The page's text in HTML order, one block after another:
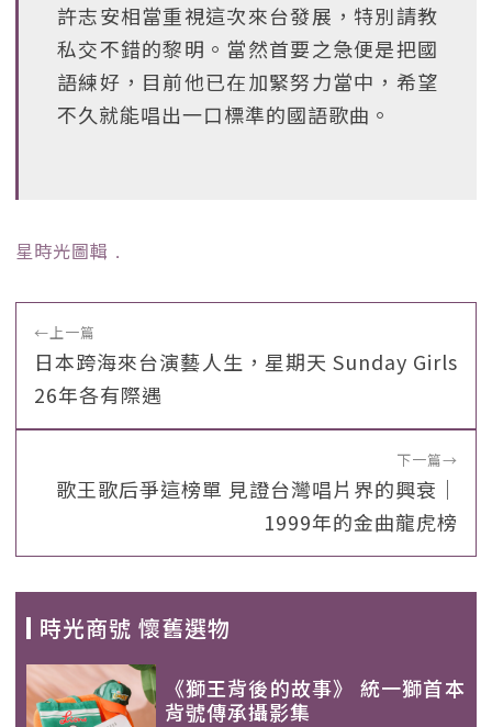
許志安相當重視這次來台發展，特別請教
私交不錯的黎明。當然首要之急便是把國
語練好，目前他已在加緊努力當中，希望
不久就能唱出一口標準的國語歌曲。
星時光圖輯 ﹒
←上一篇
日本跨海來台演藝人生，星期天 Sunday Girls
26年各有際遇
下一篇→
歌王歌后爭這榜單 見證台灣唱片界的興衰｜
1999年的金曲龍虎榜
時光商號 懷舊選物
《獅王背後的故事》 統一獅首本
背號傳承攝影集